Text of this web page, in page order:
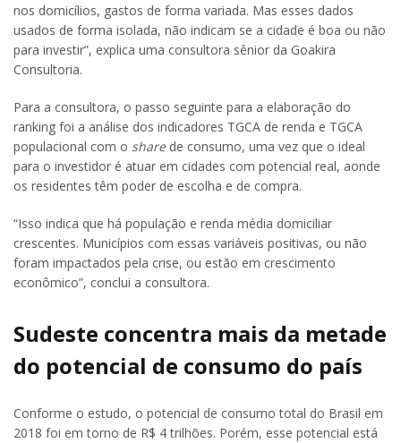
nos domicílios, gastos de forma variada. Mas esses dados
usados de forma isolada, não indicam se a cidade é boa ou não
para investir”, explica uma consultora sênior da Goakira
Consultoria.
Para a consultora, o passo seguinte para a elaboração do
ranking foi a análise dos indicadores TGCA de renda e TGCA
populacional com o share de consumo, uma vez que o ideal
para o investidor é atuar em cidades com potencial real, aonde
os residentes têm poder de escolha e de compra.
“Isso indica que há população e renda média domiciliar
crescentes. Municípios com essas variáveis positivas, ou não
foram impactados pela crise, ou estão em crescimento
econômico”, conclui a consultora.
Sudeste concentra mais da metade
do potencial de consumo do país
Conforme o estudo, o potencial de consumo total do Brasil em
2018 foi em torno de R$ 4 trilhões. Porém, esse potencial está